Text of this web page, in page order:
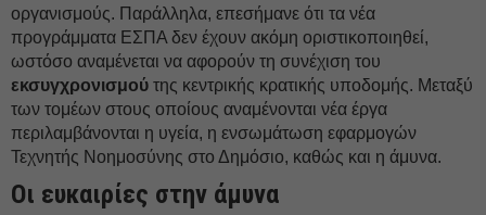
οργανισμούς. Παράλληλα, επεσήμανε ότι τα νέα
προγράμματα ΕΣΠΑ δεν έχουν ακόμη οριστικοποιηθεί,
ωστόσο αναμένεται να αφορούν τη συνέχιση του
εκσυγχρονισμού της κεντρικής κρατικής υποδομής. Μεταξύ
των τομέων στους οποίους αναμένονται νέα έργα
περιλαμβάνονται η υγεία, η ενσωμάτωση εφαρμογών
Τεχνητής Νοημοσύνης στο Δημόσιο, καθώς και η άμυνα.
Οι ευκαιρίες στην άμυνα